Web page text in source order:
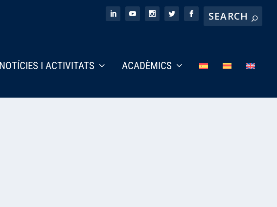
NOTÍCIES I ACTIVITATS ACADÈMICS